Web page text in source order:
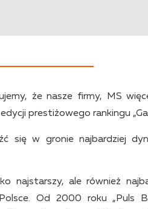
że nasze firmy, MS
prestiżowego rankingu
się w gronie najbardziej
najstarszy, ale również
Od 2000 roku „Puls